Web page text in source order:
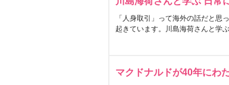
「人身取引」って海外の話だと思
起きています。川島海荷さんと学
マクドナルドが40年にわ